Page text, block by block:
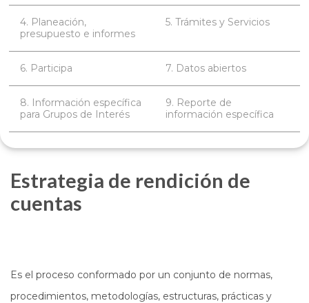
4. Planeación,
presupuesto e informes
5. Trámites y Servicios
6. Participa 7. Datos abiertos
8. Información específica
para Grupos de Interés
9. Reporte de
información específica
Estrategia de rendición de
cuentas
Es el proceso conformado por un conjunto de normas,
procedimientos, metodologías, estructuras, prácticas y